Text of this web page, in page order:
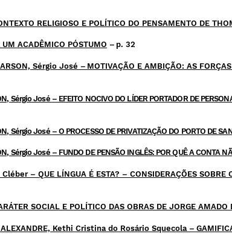
RELIGIOSO E POLÍTICO DO PENSAMENTO DE
ACADÊMICO PÓSTUMO – p. 32
Sérgio José – MOTIVAÇÃO E AMBIÇÃO: AS
Sérgio José – EFEITO NOCIVO DO LÍDER PORTADOR DE
Sérgio José – O PROCESSO DE PRIVATIZAÇÃO DO PORTO DE
Sérgio José – FUNDO DE PENSÃO INGLÊS: POR QUÊ A CONTA
Cléber– QUE LÍNGUA É ESTA? – CONSIDERAÇÕES SOBRE
SOCIAL E POLÍTICO DAS OBRAS DE JORGE AMADO
Kethi Cristina do Rosário Squecola –